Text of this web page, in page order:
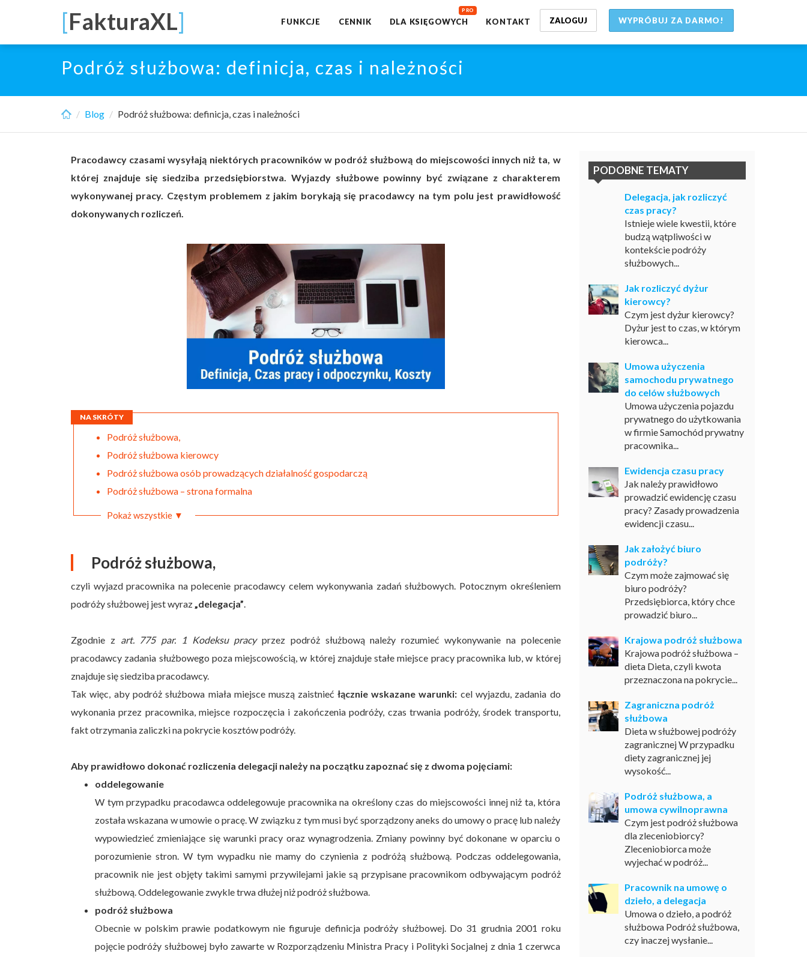
main
[FakturaXL] WYPRÓBUJ ZA DARMO!
ZALOGUJ
FUNKCJE CENNIK DLA KSIĘGOWYCH KONTAKT
Podróż służbowa: definicja, czas i należności
Blog Podróż służbowa: definicja, czas i należności
Pracodawcy czasami wysyłają niektórych pracowników w podróż służbową do miejscowości innych niż ta, w
której znajduje się siedziba przedsiębiorstwa. Wyjazdy służbowe powinny być związane z charakterem
wykonywanej pracy. Częstym problemem z jakim borykają się pracodawcy na tym polu jest prawidłowość
dokonywanych rozliczeń.
NA SKRÓTY
Podróż służbowa,
Podróż służbowa kierowcy
Podróż służbowa osób prowadzących działalność gospodarczą
Podróż służbowa – strona formalna
Pokaż wszystkie ▼
Podróż służbowa,
czyli wyjazd pracownika na polecenie pracodawcy celem wykonywania zadań służbowych. Potocznym określeniem
podróży służbowej jest wyraz„delegacja”.
Zgodnie zart. 775 par. 1 Kodeksu pracyprzez podróż służbową należy rozumieć wykonywanie na polecenie
pracodawcy zadania służbowego poza miejscowością, w której znajduje stałe miejsce pracy pracownika lub, w której
znajduje się siedziba pracodawcy.
Tak więc, aby podróż służbowa miała miejsce muszą zaistnieć łącznie wskazane warunki: cel wyjazdu, zadania do
wykonania przez pracownika, miejsce rozpoczęcia i zakończenia podróży, czas trwania podróży, środek transportu,
fakt otrzymania zaliczki na pokrycie kosztów podróży.
Aby prawidłowo dokonać rozliczenia delegacji należy na początku zapoznać się z dwoma pojęciami:
oddelegowanie
W tym przypadku pracodawca oddelegowuje pracownika na określony czas do miejscowości innej niż ta, która
została wskazana w umowie o pracę. W związku z tym musi być sporządzony aneks do umowy o pracę lub należy
wypowiedzieć zmieniające się warunki pracy oraz wynagrodzenia. Zmiany powinny być dokonane w oparciu o
porozumienie stron. W tym wypadku nie mamy do czynienia z podróżą służbową. Podczas oddelegowania,
pracownik nie jest objęty takimi samymi przywilejami jakie są przypisane pracownikom odbywającym podróż
służbową. Oddelegowanie zwykle trwa dłużej niż podróż służbowa.
podróż służbowa
Obecnie w polskim prawie podatkowym nie figuruje definicja podróży służbowej. Do 31 grudnia 2001 roku
pojęcie podróży służbowej było zawarte w Rozporządzeniu Ministra Pracy i Polityki Socjalnej z dnia 1 czerwca
PODOBNE TEMATY
Delegacja, jak rozliczyć
czas pracy?
Istnieje wiele kwestii, które
budzą wątpliwości w
kontekście podróży
służbowych...
Jak rozliczyć dyżur
kierowcy?
Czym jest dyżur kierowcy?
Dyżur jest to czas, w którym
kierowca...
Umowa użyczenia
samochodu prywatnego
do celów służbowych
Umowa użyczenia pojazdu
prywatnego do użytkowania
w firmie Samochód prywatny
pracownika...
Ewidencja czasu pracy
Jak należy prawidłowo
prowadzić ewidencję czasu
pracy? Zasady prowadzenia
ewidencji czasu...
Jak założyć biuro
podróży?
Czym może zajmować się
biuro podróży?
Przedsiębiorca, który chce
prowadzić biuro...
Krajowa podróż służbowa
Krajowa podróż służbowa –
dieta Dieta, czyli kwota
przeznaczona na pokrycie...
Zagraniczna podróż
służbowa
Dieta w służbowej podróży
zagranicznej W przypadku
diety zagranicznej jej
wysokość...
Podróż służbowa, a
umowa cywilnoprawna
Czym jest podróż służbowa
dla zleceniobiorcy?
Zleceniobiorca może
wyjechać w podróż...
Pracownik na umowę o
dzieło, a delegacja
Umowa o dzieło, a podróż
służbowa Podróż służbowa,
czy inaczej wysłanie...